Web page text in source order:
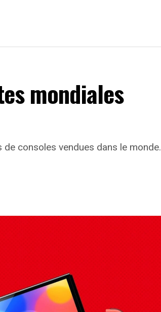
mondiales
consoles vendues dans le monde.